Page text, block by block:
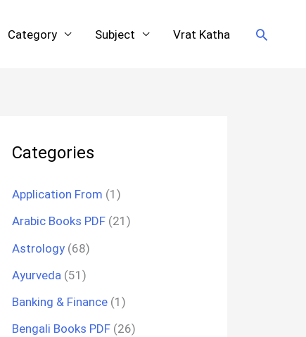
Category Subject Vrat Katha Search
Categories
Application From (1)
Arabic Books PDF (21)
Astrology (68)
Ayurveda (51)
Banking & Finance (1)
Bengali Books PDF (26)